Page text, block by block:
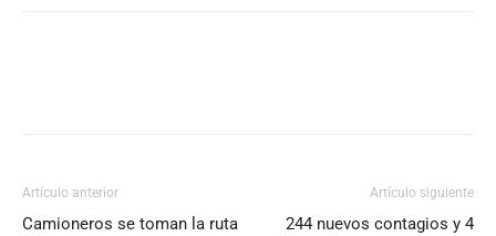
Artículo anterior
Camioneros se toman la ruta
Artículo siguiente
244 nuevos contagios y 4